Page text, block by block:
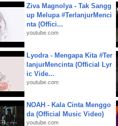
Ziva Magnolya - Tak Sangg
up Melupa #TerlanjurMenci
nta (Offici...
youtube.com
Lyodra - Mengapa Kita #Ter
lanjurMencinta (Official Lyr
ic Vide...
youtube.com
NOAH - Kala Cinta Menggo
da (Official Music Video)
youtube.com